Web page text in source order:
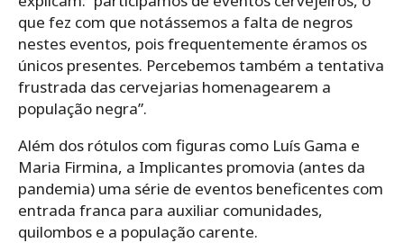
que fez com que notássemos a falta de negros
nestes eventos, pois frequentemente éramos os
únicos presentes. Percebemos também a tentativa
frustrada das cervejarias homenagearem a
população negra”.
Além dos rótulos com figuras como Luís Gama e
Maria Firmina, a Implicantes promovia (antes da
pandemia) uma série de eventos beneficentes com
entrada franca para auxiliar comunidades,
quilombos e a população carente.